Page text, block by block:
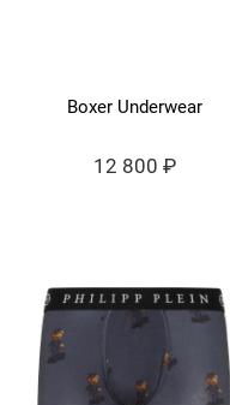
Boxer Underwear
12 800 ₽